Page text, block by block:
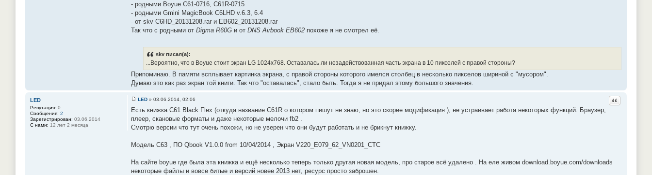
- родными Boyue C61-0716, C61R-0715
- родными Gmini MagicBook C6LHD v.6.3, 6.4
- от skv C6HD_20131208.rar и EB602_20131208.rar
Так что с родными от Digma R60G и от DNS Airbook EB602 похоже я не смотрел её.
skv писал(а):
...Вероятно, что в Boyue стоит экран LG 1024x768. Оставалась ли незадействованная часть экрана в 10 пикселей с правой стороны?
Припоминаю. В памяти всплывает картинка экрана, с правой стороны которого имелся столбец в несколько пикселов шириной с "мусором".
Думаю это как раз экран той книги. Так что "оставалась", стало быть. Тогда я не придал этому большого значения.
LED
Репутация: 0
Сообщения: 2
Зарегистрирован: 03.06.2014
С нами: 12 лет 2 месяца
Ответить с
о
б
щ
и
2
LED » 03.06.2014, 02:06
Есть книжка C61 Black Flex (откуда название C61R о котором пишут не знаю, но это скорее модификация ), не устраивает работа некоторых функций. Браузер,
плеер, скановые форматы и даже некоторые мелочи fb2 .
Смотрю версии что тут очень похожи, но не уверен что они будут работать и не брикнут книжку.
Модель C63 , ПО Qbook V1.0.0 from 10/04/2014 , Экран V220_E079_62_VN0201_CTC
На сайте boyue где была эта книжка и ещё несколько теперь только другая новая модель, про старое всё удалено . На еле живом download.boyue.com/downloads
некоторые файлы и вовсе битые и версий новее 2013 нет, ресурс просто заброшен.